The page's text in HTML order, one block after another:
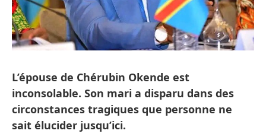
L’épouse de Chérubin Okende est
inconsolable. Son mari a disparu dans des
circonstances tragiques que personne ne
sait élucider jusqu’ici.